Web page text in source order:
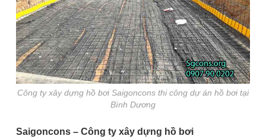
Công ty xây dựng hồ bơi Saigoncons thi công dự án hồ bơi tại
Bình Dương
Saigoncons – Công ty xây dựng hồ bơi